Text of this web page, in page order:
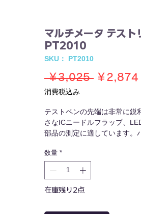
マルチメータ テスト
PT2010
SKU： PT2010
￥3,025 通
格
￥2,874
消費税込み
テストペンの先端は非常に鋭
さなICニードルフラップ、
部品の測定に適しています。
寿命を備えたポリウレタンで
定格電流：20A
リード長：56cm〜
数量 *
在庫残り2点